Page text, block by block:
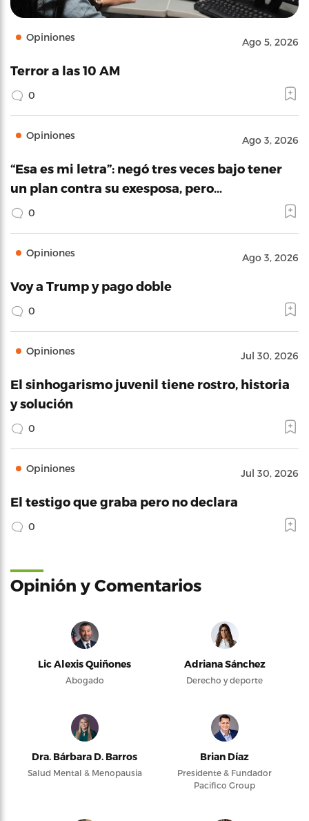
Opiniones Ago 5, 2026
Terror a las 10 AM
0
Opiniones Ago 3, 2026
“Esa es mi letra”: negó tres veces bajo tener
un plan contra su exesposa, pero…
0
Opiniones Ago 3, 2026
Voy a Trump y pago doble
0
Opiniones Jul 30, 2026
El sinhogarismo juvenil tiene rostro, historia
y solución
0
Opiniones Jul 30, 2026
El testigo que graba pero no declara
0
Opinión y Comentarios
Lic Alexis Quiñones
Abogado
Adriana Sánchez
Derecho y deporte
Dra. Bárbara D. Barros
Salud Mental & Menopausia
Brian Díaz
Presidente & Fundador
Pacifico Group